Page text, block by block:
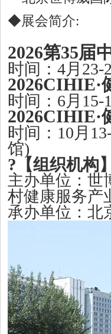
◆展会简介:
2026第35届
时间：4月
2026CIHIE·
时间： 6月15-
2026CIHIE·
时间： 10月
馆)
? 【组织机构】
主办单位：世
村健康服务产
承办单位：北